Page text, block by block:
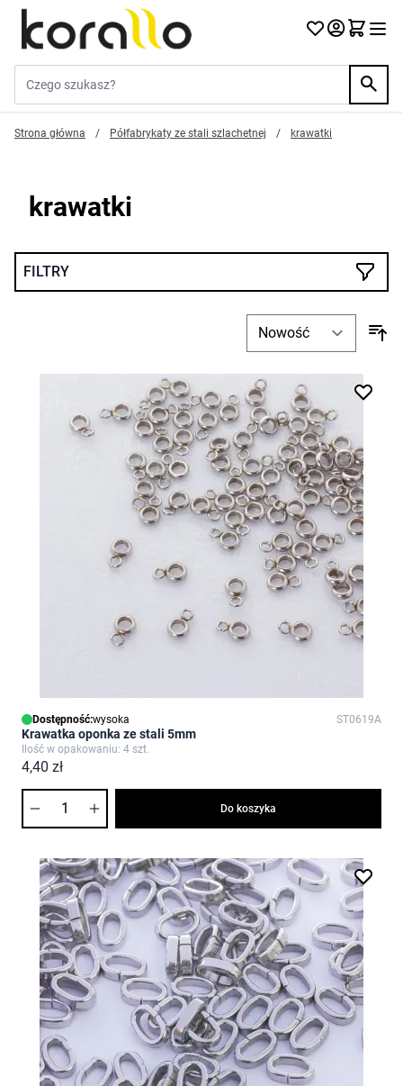
Przejdź do treści
Strona główna / Półfabrykaty ze stali szlachetnej / krawatki
krawatki
FILTRY
Dostępność:wysoka ST0619A
Krawatka oponka ze stali 5mm
Ilość w opakowaniu: 4 szt.
4,40 zł
Do koszyka